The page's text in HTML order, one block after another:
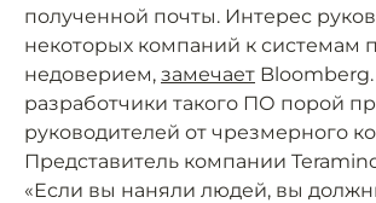
полученной почты. Интерес
некоторых компаний к системам
недоверием, замечает
разработчики такого ПО порой
руководителей от чрезмерного
Представитель компании
«Если вы наняли людей, вы